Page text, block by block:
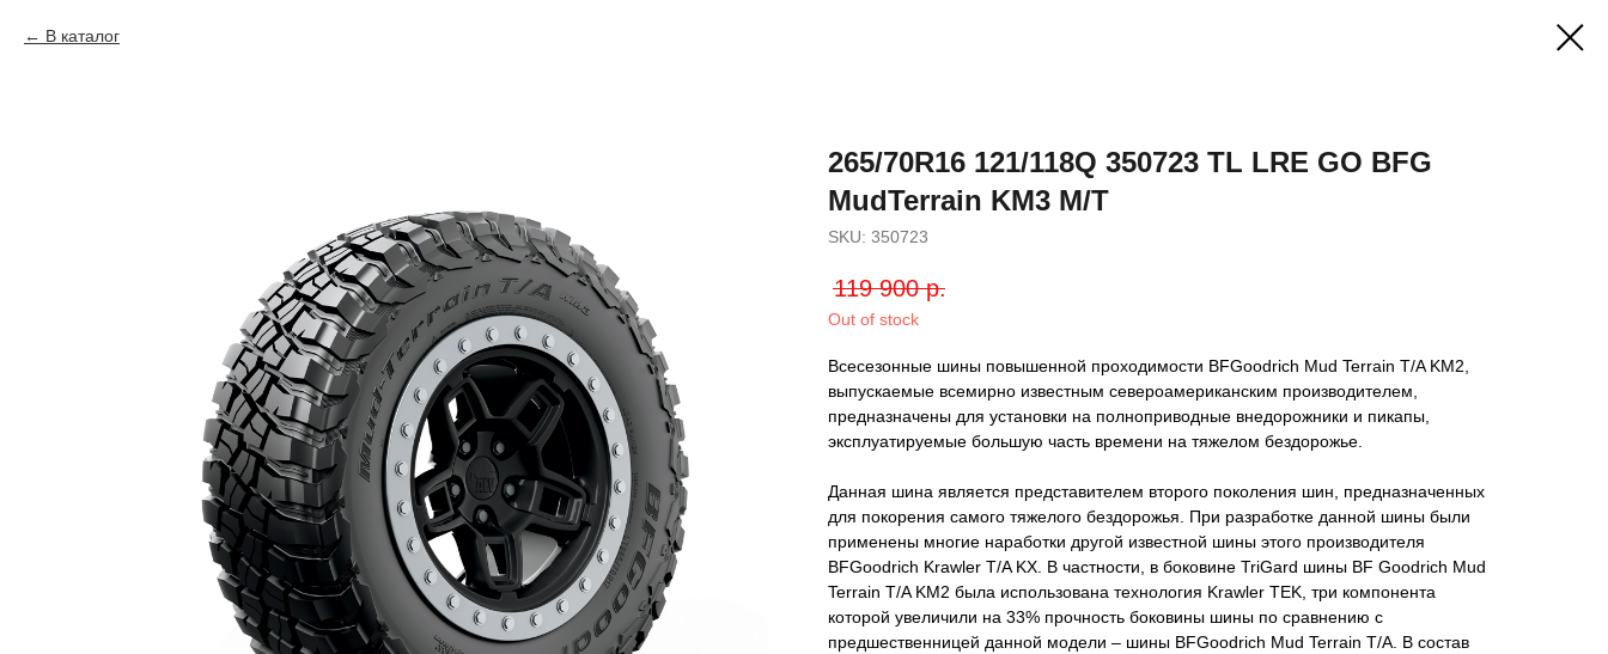
В каталог
265/70R16 121/118Q 350723 TL LRE GO BFG
MudTerrain KM3 М/Т
SKU: 350723
119 900 р.
Out of stock
Всесезонные шины повышенной проходимости BFGoodrich Mud Terrain T/A KM2,
выпускаемые всемирно известным североамериканским производителем,
предназначены для установки на полноприводные внедорожники и пикапы,
эксплуатируемые большую часть времени на тяжелом бездорожье.
Данная шина является представителем второго поколения шин, предназначенных
для покорения самого тяжелого бездорожья. При разработке данной шины были
применены многие наработки другой известной шины этого производителя
BFGoodrich Krawler T/A KX. В частности, в боковине TriGard шины BF Goodrich Mud
Terrain T/A KM2 была использована технология Krawler TEK, три компонента
которой увеличили на 33% прочность боковины шины по сравнению с
предшественницей данной модели – шины BFGoodrich Mud Terrain T/A. В состав